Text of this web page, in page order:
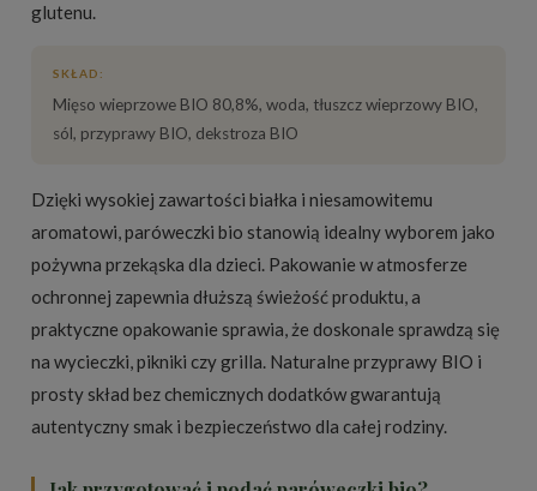
glutenu.
SKŁAD:
Mięso wieprzowe BIO 80,8%, woda, tłuszcz wieprzowy BIO,
sól, przyprawy BIO, dekstroza BIO
Dzięki wysokiej zawartości białka i niesamowitemu
aromatowi, paróweczki bio stanowią idealny wyborem jako
pożywna przekąska dla dzieci. Pakowanie w atmosferze
ochronnej zapewnia dłuższą świeżość produktu, a
praktyczne opakowanie sprawia, że doskonale sprawdzą się
na wycieczki, pikniki czy grilla. Naturalne przyprawy BIO i
prosty skład bez chemicznych dodatków gwarantują
autentyczny smak i bezpieczeństwo dla całej rodziny.